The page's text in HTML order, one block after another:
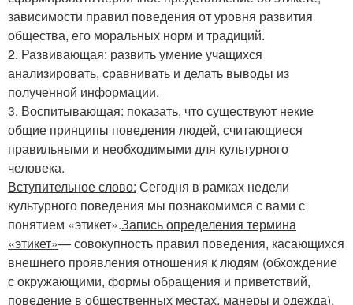
зависимости правил поведения от уровня развития
общества, его моральных норм и традиций.
2. Развивающая: развить умение учащихся
анализировать, сравнивать и делать выводы из
полученной информации.
3. Воспитывающая: показать, что существуют некие
общие принципы поведения людей, считающиеся
правильными и необходимыми для культурного
человека.
Вступительное слово: Сегодня в рамках недели
культурного поведения мы познакомимся с вами с
понятием «этикет».Запись определения термина
«этикет»— совокупность правил поведения, касающихся
внешнего проявления отношения к людям (обхождение
с окружающими, формы обращения и приветствий,
поведение в общественных местах, манеры и одежда).